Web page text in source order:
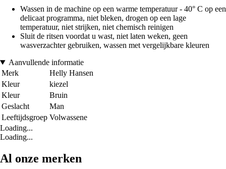
Wassen in de machine op een warme temperatuur - 40° C op een
delicaat programma, niet bleken, drogen op een lage
temperatuur, niet strijken, niet chemisch reinigen
Sluit de ritsen voordat u wast, niet laten weken, geen
wasverzachter gebruiken, wassen met vergelijkbare kleuren
Aanvullende informatie
Merk
Helly Hansen
Kleur
kiezel
Kleur
Bruin
Geslacht
Man
Leeftijdsgroep Volwassene
Loading...
Loading...
Al onze merken